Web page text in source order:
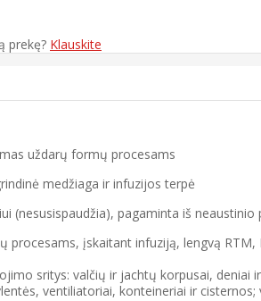
prekę? Klauskite
uždarų formų procesams
medžiaga ir infuzijos terpė
(nesusispaudžia), pagaminta iš
procesams, įskaitant infuziją, lengvą RTM,
sritys: valčių ir jachtų korpusai, deniai
ventiliatoriai, konteineriai ir